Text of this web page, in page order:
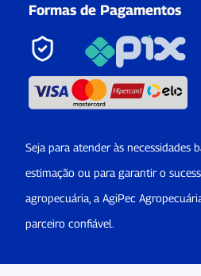
Formas de Pagamentos
Seja para atender às necessidades
estimação ou para garantir o
agropecuária, a AgiPec
parceiro confiável.